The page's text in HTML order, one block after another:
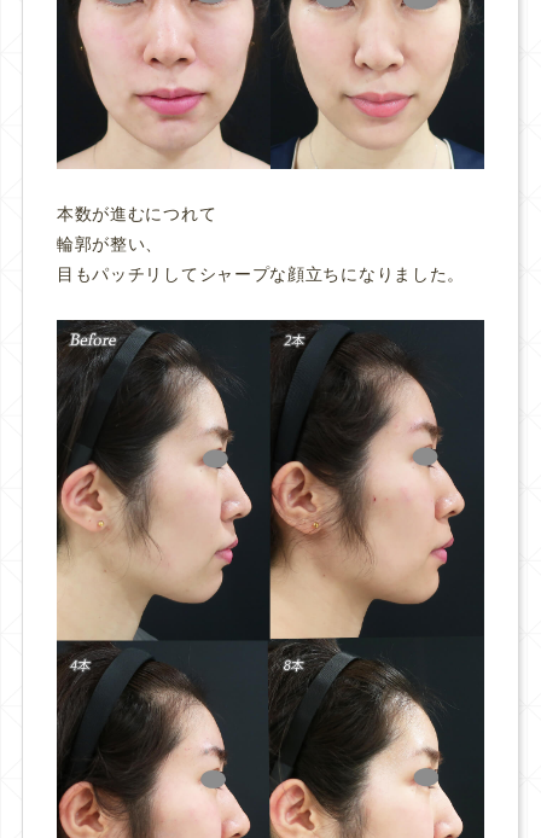
本数が進むにつれて
輪郭が整い、
目もパッチリしてシャープな顔立ちになりました。